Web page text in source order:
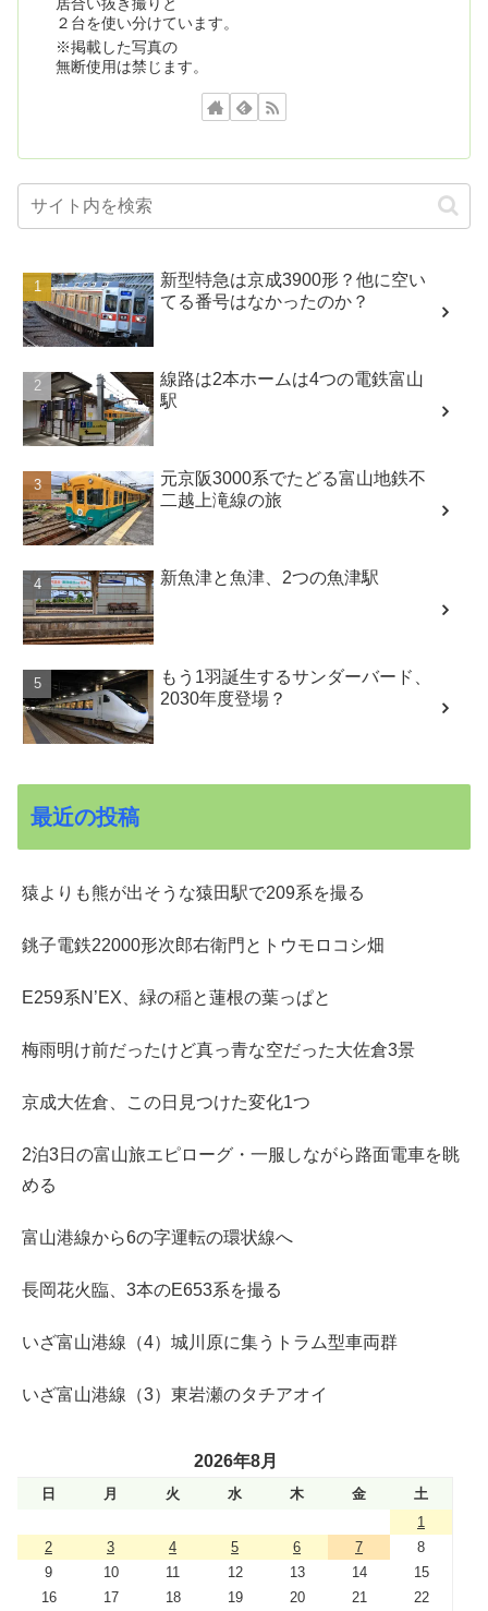
２台を使い分けています。
※掲載した写真の
無断使用は禁じます。
新型特急は京成3900形？他に空い
てる番号はなかったのか？
線路は2本ホームは4つの電鉄富山
駅
元京阪3000系でたどる富山地鉄不
二越上滝線の旅
新魚津と魚津、2つの魚津駅
もう1羽誕生するサンダーバード、
2030年度登場？
最近の投稿
猿よりも熊が出そうな猿田駅で209系を撮る
銚子電鉄22000形次郎右衛門とトウモロコシ畑
E259系N’EX、緑の稲と蓮根の葉っぱと
梅雨明け前だったけど真っ青な空だった大佐倉3景
京成大佐倉、この日見つけた変化1つ
2泊3日の富山旅エピローグ・一服しながら路面電車を眺
める
富山港線から6の字運転の環状線へ
長岡花火臨、3本のE653系を撮る
いざ富山港線（4）城川原に集うトラム型車両群
いざ富山港線（3）東岩瀬のタチアオイ
2026年8月
日 月 火 水 木 金
土
1
2
3 4 5 6 7
8
9
10 11 12 13 14
15
16
17 18 19 20 21
22